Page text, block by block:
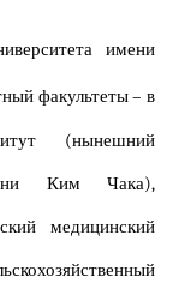
имени
факультеты – в
(нынешний
Ким Чака),
медицинский